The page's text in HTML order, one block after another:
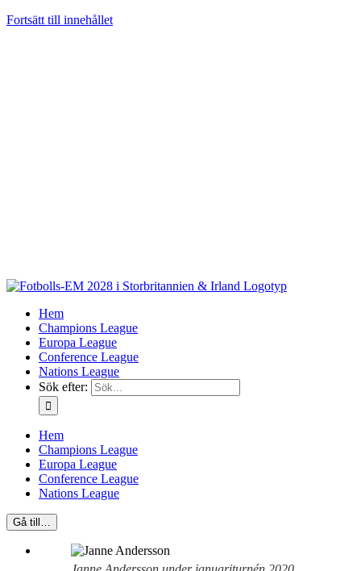
Fortsätt till innehållet
Hem
Champions League
Europa League
Conference League
Nations League
Sök efter:
Hem
Champions League
Europa League
Conference League
Nations League
Gå till…